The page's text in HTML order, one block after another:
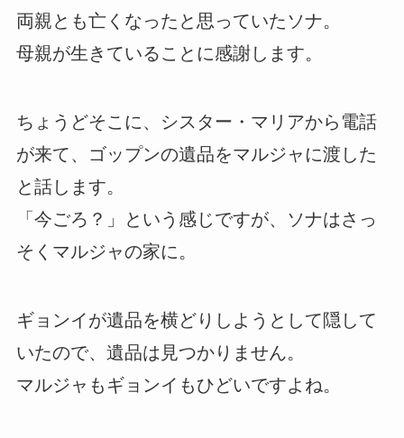
両親とも亡くなったと思っていたソナ。
母親が生きていることに感謝します。
ちょうどそこに、シスター・マリアから電話
が来て、ゴップンの遺品をマルジャに渡した
と話します。
「今ごろ？」という感じですが、ソナはさっ
そくマルジャの家に。
ギョンイが遺品を横どりしようとして隠して
いたので、遺品は見つかりません。
マルジャもギョンイもひどいですよね。